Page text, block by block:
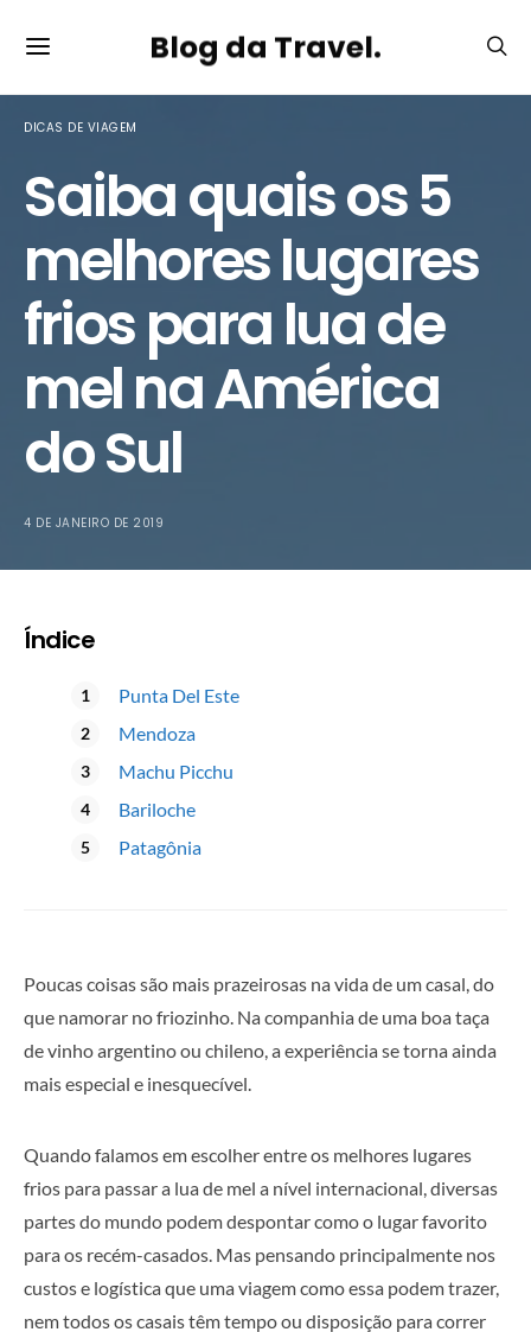
Blog da Travel.
DICAS DE VIAGEM
Saiba quais os 5
melhores lugares
frios para lua de
mel na América
do Sul
4 DE JANEIRO DE 2019
Índice
Punta Del Este
Mendoza
Machu Picchu
Bariloche
Patagônia
Poucas coisas são mais prazeirosas na vida de um casal, do
que namorar no friozinho. Na companhia de uma boa taça
de vinho argentino ou chileno, a experiência se torna ainda
mais especial e inesquecível.
Quando falamos em escolher entre os melhores lugares
frios para passar a lua de mel a nível internacional, diversas
partes do mundo podem despontar como o lugar favorito
para os recém-casados. Mas pensando principalmente nos
custos e logística que uma viagem como essa podem trazer,
nem todos os casais têm tempo ou disposição para correr